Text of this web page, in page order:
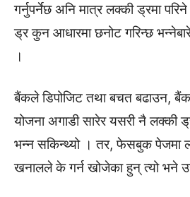
गर्नुपर्नेछ अनि मात्र लक्की ड्रमा
ड्र कुन आधारमा छनोट गरिन्छ
।
बैंकले डिपोजिट तथा बचत बढाउन,
योजना अगाडी सारेर यसरी नै लक्की
भन्न सकिन्थ्यो । तर, फेसबुक पेजमा
खनालले के गर्न खोजेका हुन् त्यो भने